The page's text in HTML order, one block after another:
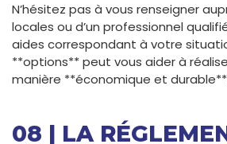
N’hésitez pas à vous renseigner
locales ou d’un professionnel
aides correspondant à votre
**options** peut vous aider à
manière **économique et
08 | LA